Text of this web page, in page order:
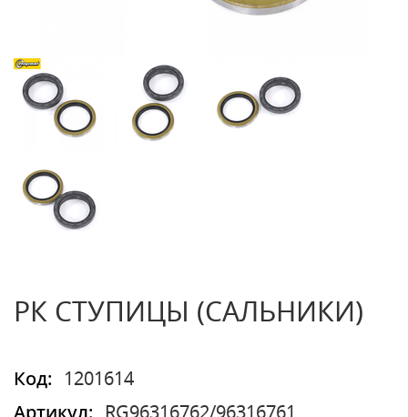
РК СТУПИЦЫ (САЛЬНИКИ)
Код:
1201614
Артикул:
RG96316762/96316761